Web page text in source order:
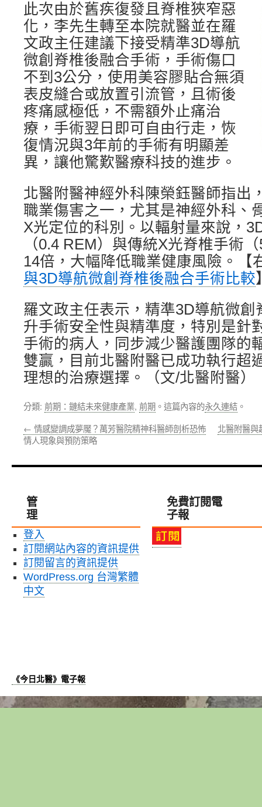
此次由於舊疾復發且脊椎狹窄惡
化，李先生轉至本院就醫並在羅
文政主任建議下接受精準3D導航
微創脊椎後融合手術，手術傷口
不到3公分，使用美容膠貼合無須
表皮縫合或放置引流管，且術後
疼痛感極低，不需額外止痛治
療，手術翌日即可自由行走，恢
復情況與3年前的手術有明顯差
異，讓他驚歎醫療科技的進步。
北醫附醫神經外科陳榮鈺醫師指出
職業傷害之一，尤其是神經外科、
X光定位的科別。以輻射量來說，
（0.4 REM）與傳統X光脊椎手術
14倍，大幅降低職業健康風險。【
與3D導航微創脊椎後融合手術比較
羅文政主任表示，精準3D導航微創
升手術安全性與精準度，特別是針
手術的病人，同步減少醫護團隊的
雙贏，目前北醫附醫已成功執行超
理想的治療選擇。（文/北醫附醫）
分類: 前期：鏈結未來健康產業, 前期 。這篇內容的永久連結 。
← 情感變調成夢魘？萬芳醫院精神科醫師剖析恐怖
情人現象與預防策略
北醫附醫與
管
理
登入
訂閱網站內容的資訊提供
訂閱留言的資訊提供
WordPress.org 台灣繁體
中文
免費訂閱電
子報
《今日北醫》電子報